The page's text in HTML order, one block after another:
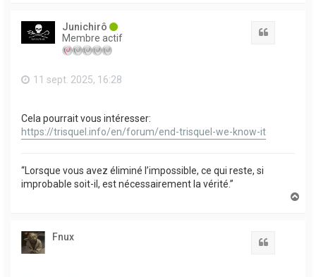
Junichirô
Membre actif
11 sept. 2025, 16:28
Cela pourrait vous intéresser:
https://trisquel.info/en/forum/end-trisquel-we-know-it
“Lorsque vous avez éliminé l’impossible, ce qui reste, si
improbable soit-il, est nécessairement la vérité.”
Fnux